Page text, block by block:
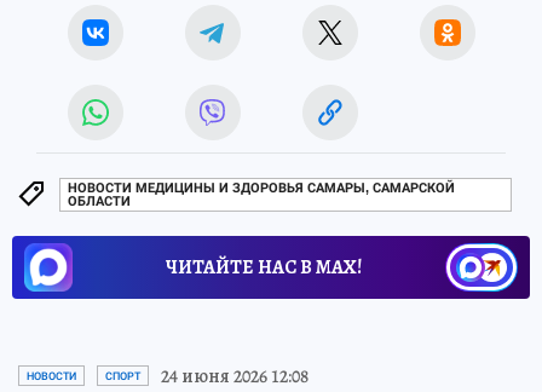
НОВОСТИ МЕДИЦИНЫ И ЗДОРОВЬЯ САМАРЫ, САМАРСКОЙ
ОБЛАСТИ
ЧИТАЙТЕ НАС В МАХ!
НОВОСТИ СПОРТ 24 июня 2026 12:08